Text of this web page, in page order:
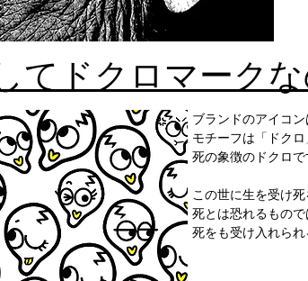
てドクロマーク
ブランドのアイコ
モチーフは「ドク
死の象徴のドクロ
この世に生を受け死
死とは恐れるもので
死をも受け入れられ